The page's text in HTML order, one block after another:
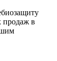
продаж в